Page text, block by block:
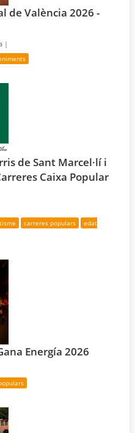
de València 2026 -
|
de Sant Marcel·lí i
Caixa Popular
carreres populars
edat
Energía 2026